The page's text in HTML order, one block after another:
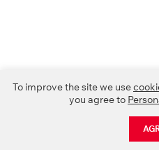
To improve the site we use
you agree to